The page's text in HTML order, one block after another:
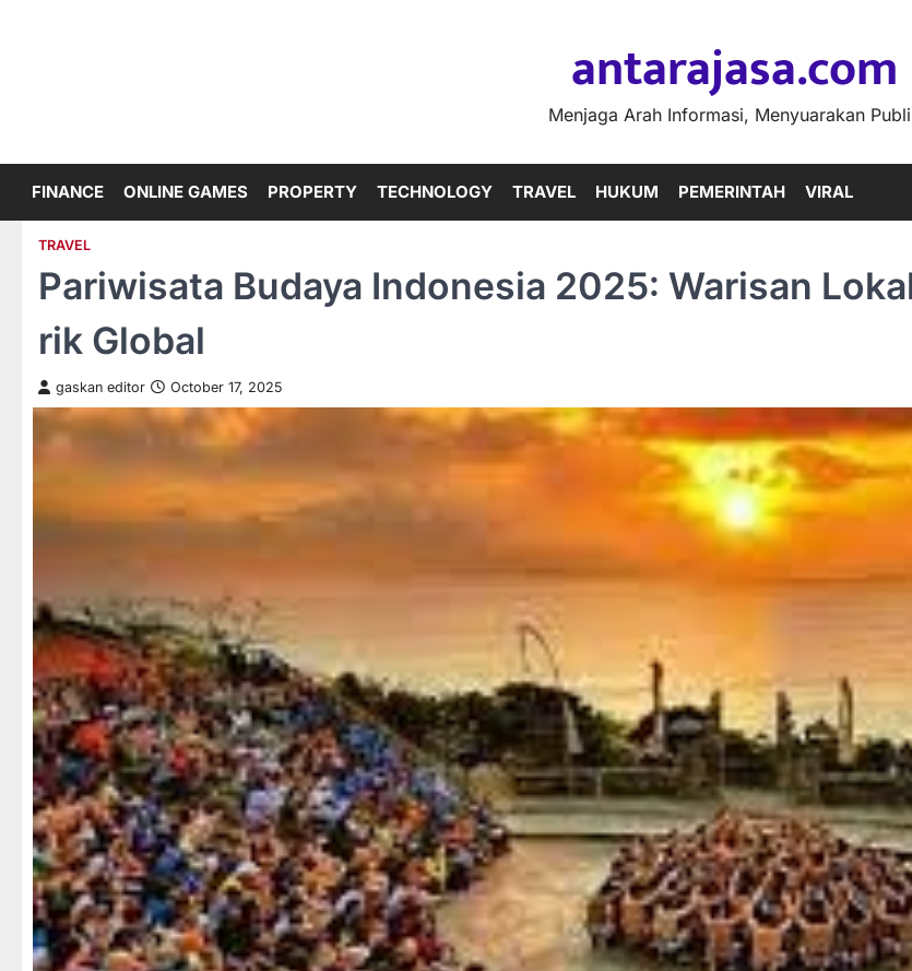
antarajasa.com
Menjaga Arah Informasi, Menyuarakan
FINANCE ONLINE GAMES PROPERTY TECHNOLOGY TRAVEL HUKUM PEMERINTAH VIRAL
TRAVEL
Pariwisata Budaya Indonesia 2025: Warisan
rik Global
gaskan editor October 17, 2025